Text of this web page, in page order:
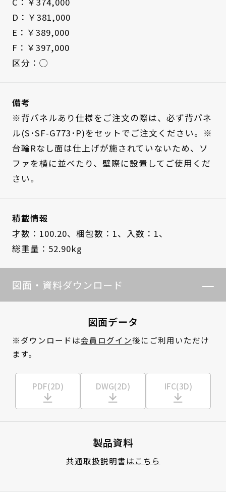
D：￥381,000
E：￥389,000
F：￥397,000
区分：◯
備考
※背パネルあり仕様をご注文の際は、必ず背パネ
ル(S･SF-G773･P)をセットでご注文ください。※
台輪Rなし面は仕上げが施されていないため、ソ
ファを横に並べたり、壁際に設置してご使用くだ
さい。
積載情報
才数：100.20、 梱包数：1、
入数：1、
総重量：52.90kg
図面・資料ダウンロード
図面データ
※ダウンロードは会員ログイン後にご利用いただけ
ます。
PDF(2D) DWG(2D) IFC(3D)
製品資料
共通取扱説明書はこちら